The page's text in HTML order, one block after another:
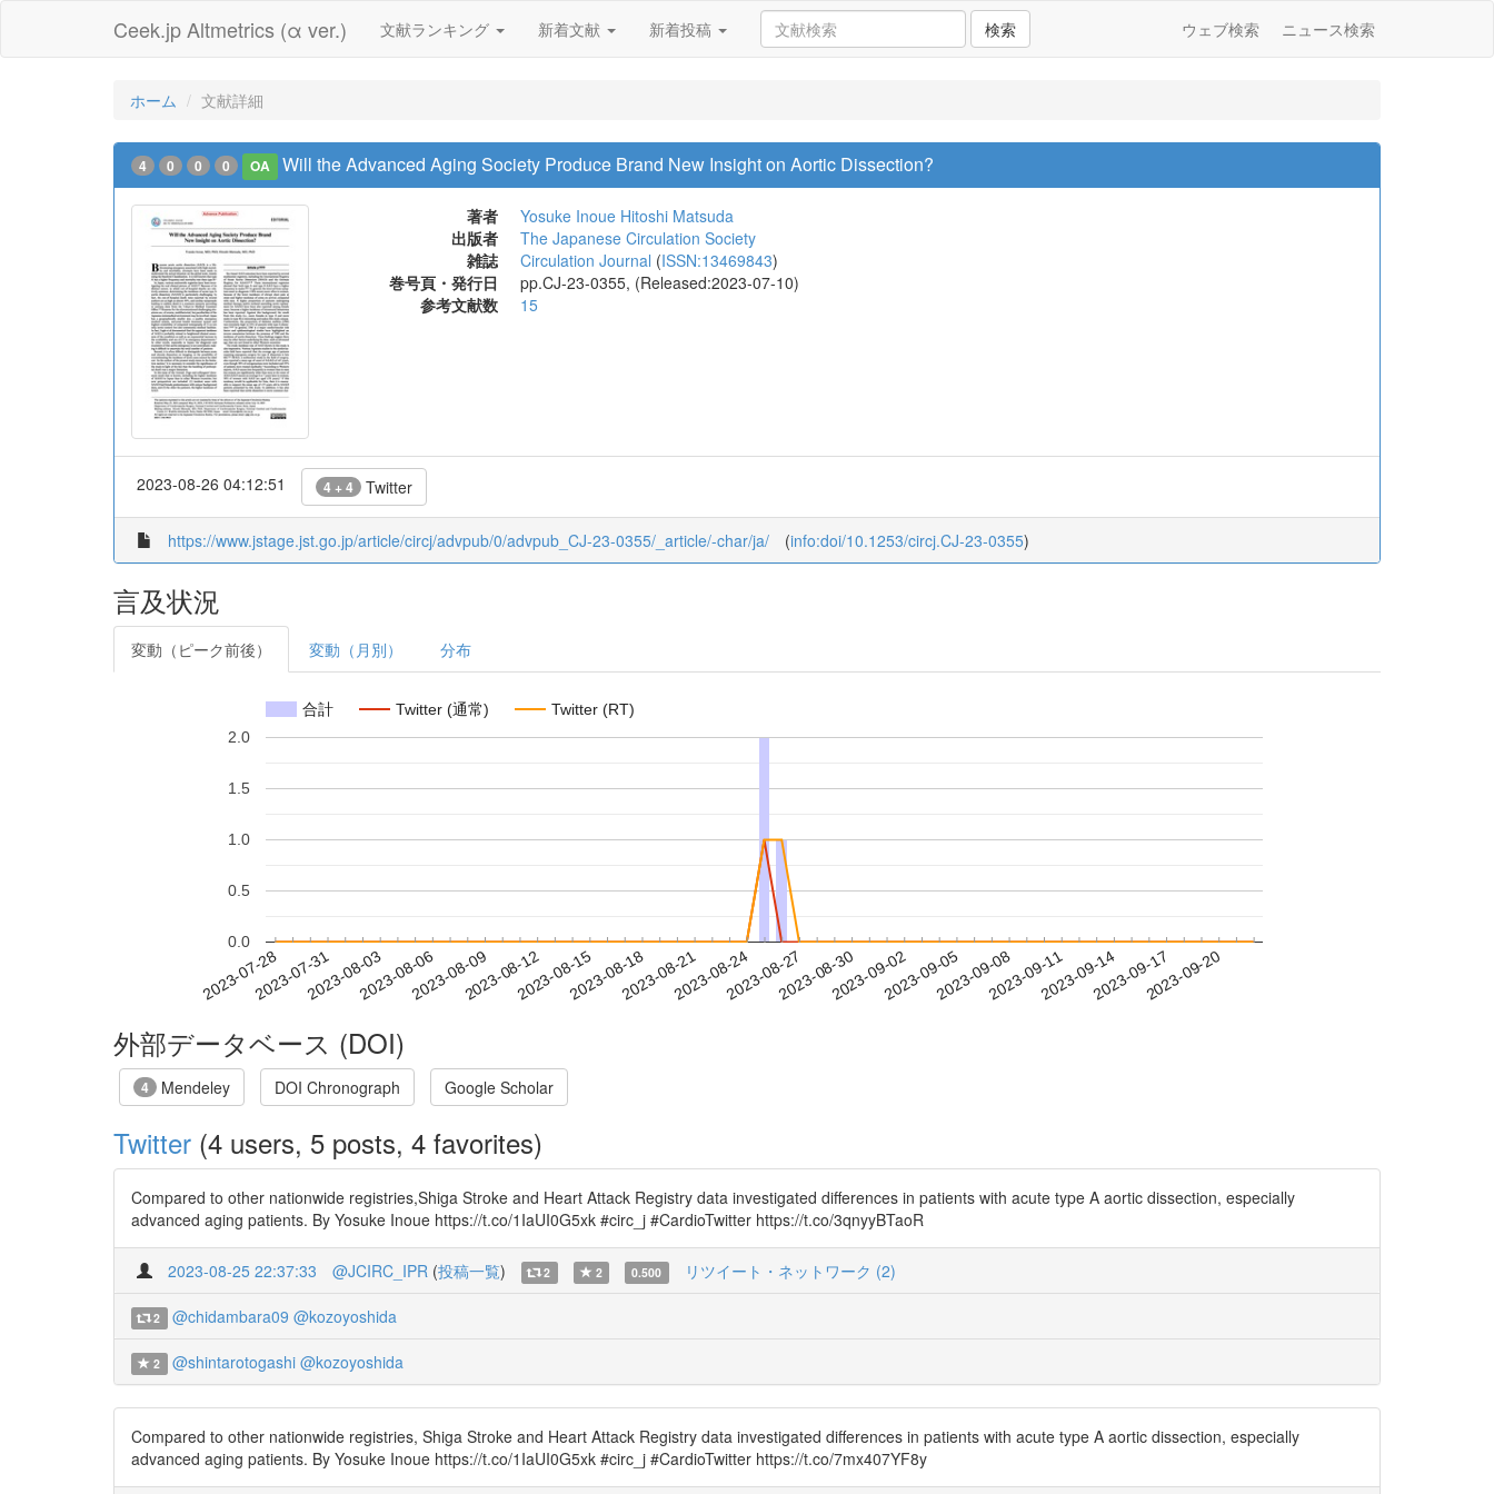
Ceek.jp Altmetrics (α ver.) 文献ランキング 新着文献 新着投稿 検索 ウェブ検索 ニュース検索
ホーム 文献詳細
4 0 0 0 OA Will the Advanced Aging Society Produce Brand New Insight on Aortic Dissection?
著者 Yosuke Inoue Hitoshi Matsuda
出版者
The Japanese Circulation Society
雑誌
Circulation Journal (ISSN:13469843)
巻号頁・発行日
pp.CJ-23-0355, (Released:2023-07-10)
参考文献数
15
2023-08-26 04:12:51 4 + 4 Twitter
https://www.jstage.jst.go.jp/article/circj/advpub/0/advpub_CJ-23-0355/_article/-char/ja/ (info:doi/10.1253/circj.CJ-23-0355)
言及状況
変動（ピーク前後） 変動（月別） 分布
合計 Twitter (通常) Twitter (RT)
2023-07-282023-07-312023-08-032023-08-062023-08-092023-08-122023-08-152023-08-182023-08-212023-08-242023-08-272023-08-302023-09-022023-09-052023-09-082023-09-112023-09-142023-09-172023-09-20
0.0
0.5
1.0
1.5
2.0
外部データベース (DOI)
4 Mendeley DOI Chronograph Google Scholar
Twitter (4 users, 5 posts, 4 favorites)
Compared to other nationwide registries,Shiga Stroke and Heart Attack Registry data investigated differences in patients with acute type A aortic dissection, especially
advanced aging patients. By Yosuke Inoue https://t.co/1IaUI0G5xk #circ_j #CardioTwitter https://t.co/3qnyyBTaoR
2023-08-25 22:37:33 @JCIRC_IPR (投稿一覧) 2 2 0.500 リツイート・ネットワーク (2)
2 @chidambara09 @kozoyoshida
2 @shintarotogashi @kozoyoshida
Compared to other nationwide registries, Shiga Stroke and Heart Attack Registry data investigated differences in patients with acute type A aortic dissection, especially
advanced aging patients. By Yosuke Inoue https://t.co/1IaUI0G5xk #circ_j #CardioTwitter https://t.co/7mx407YF8y